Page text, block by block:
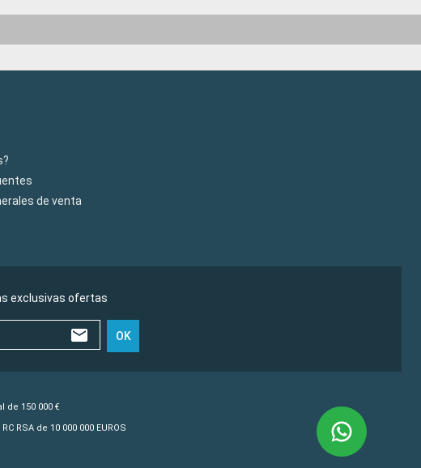
de venta
exclusivas ofertas
OK
de 150 000 €
RSA de 10 000 000 EUROS